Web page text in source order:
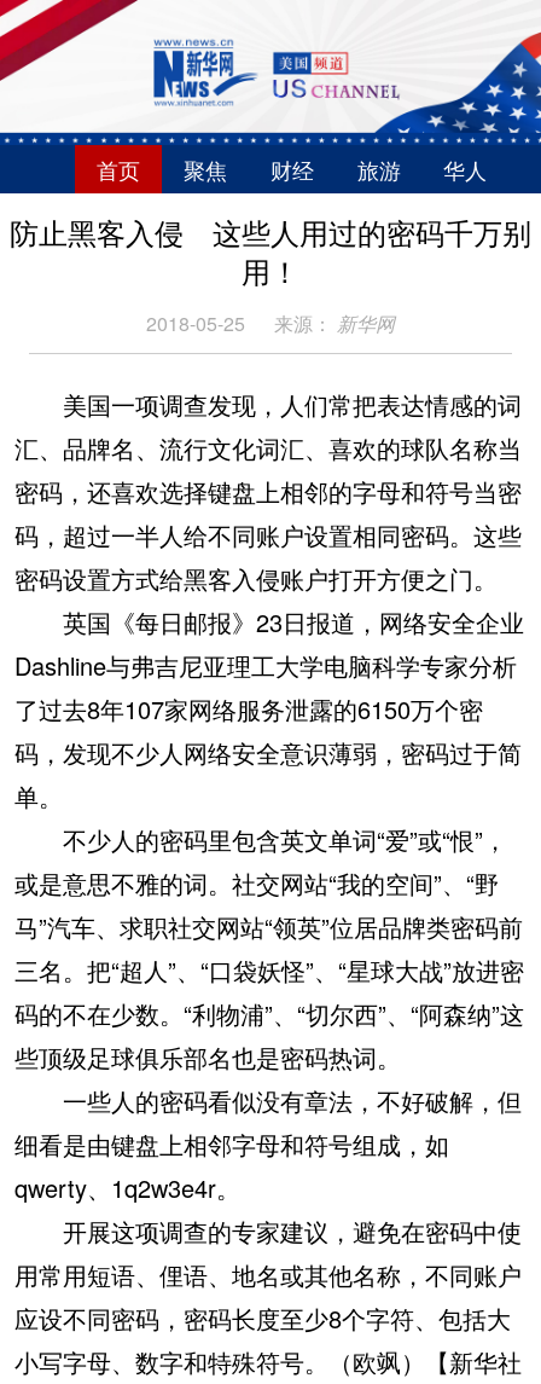
首页 聚焦 财经 旅游 华人
防止黑客入侵 这些人用过的密码千万别
用！
2018-05-25 来源： 新华网
美国一项调查发现，人们常把表达情感的词
汇、品牌名、流行文化词汇、喜欢的球队名称当
密码，还喜欢选择键盘上相邻的字母和符号当密
码，超过一半人给不同账户设置相同密码。这些
密码设置方式给黑客入侵账户打开方便之门。
英国《每日邮报》23日报道，网络安全企业
Dashline与弗吉尼亚理工大学电脑科学专家分析
了过去8年107家网络服务泄露的6150万个密
码，发现不少人网络安全意识薄弱，密码过于简
单。
不少人的密码里包含英文单词“爱”或“恨”，
或是意思不雅的词。社交网站“我的空间”、“野
马”汽车、求职社交网站“领英”位居品牌类密码前
三名。把“超人”、“口袋妖怪”、“星球大战”放进密
码的不在少数。“利物浦”、“切尔西”、“阿森纳”这
些顶级足球俱乐部名也是密码热词。
一些人的密码看似没有章法，不好破解，但
细看是由键盘上相邻字母和符号组成，如
qwerty、1q2w3e4r。
开展这项调查的专家建议，避免在密码中使
用常用短语、俚语、地名或其他名称，不同账户
应设不同密码，密码长度至少8个字符、包括大
小写字母、数字和特殊符号。（欧飒）【新华社